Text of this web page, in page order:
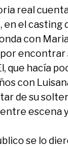
real
en el casting
con
encontrar
que hacía
con
de su
escena
se lo